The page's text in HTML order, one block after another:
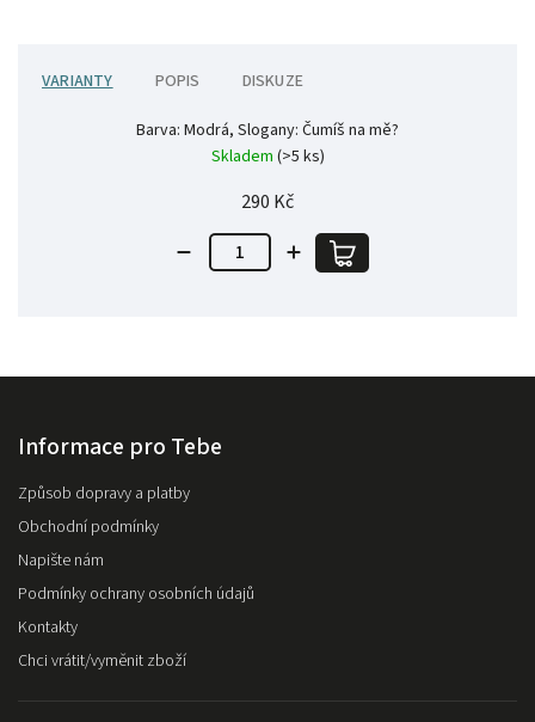
VARIANTY POPIS DISKUZE
Barva: Modrá, Slogany: Čumíš na mě?
Skladem (>5 ks)
290 Kč
Informace pro Tebe
Způsob dopravy a platby
Obchodní podmínky
Napište nám
Podmínky ochrany osobních údajů
Kontakty
Chci vrátit/vyměnit zboží